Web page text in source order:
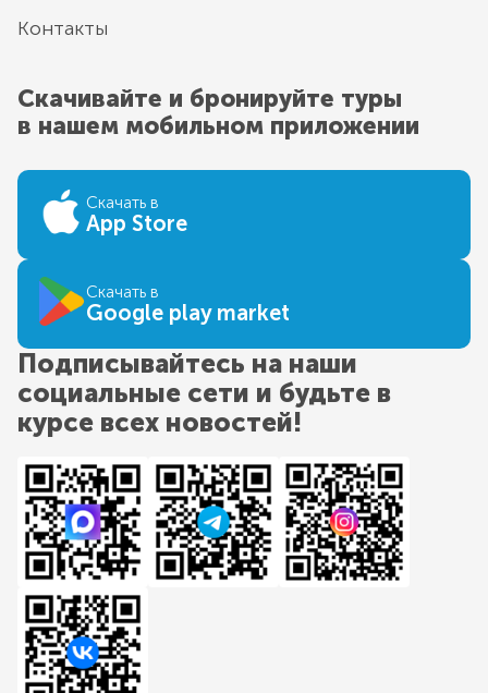
Контакты
Скачивайте и бронируйте туры
в нашем мобильном приложении
Скачать в
App Store
Скачать в
Google play market
Подписывайтесь на наши
социальные сети и будьте в
курсе всех новостей!